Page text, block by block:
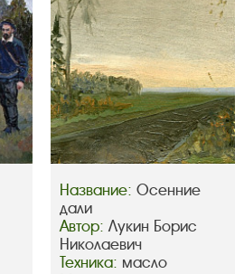
Название: Осенние
дали
Автор: Лукин Борис
Николаевич
Техника: масло